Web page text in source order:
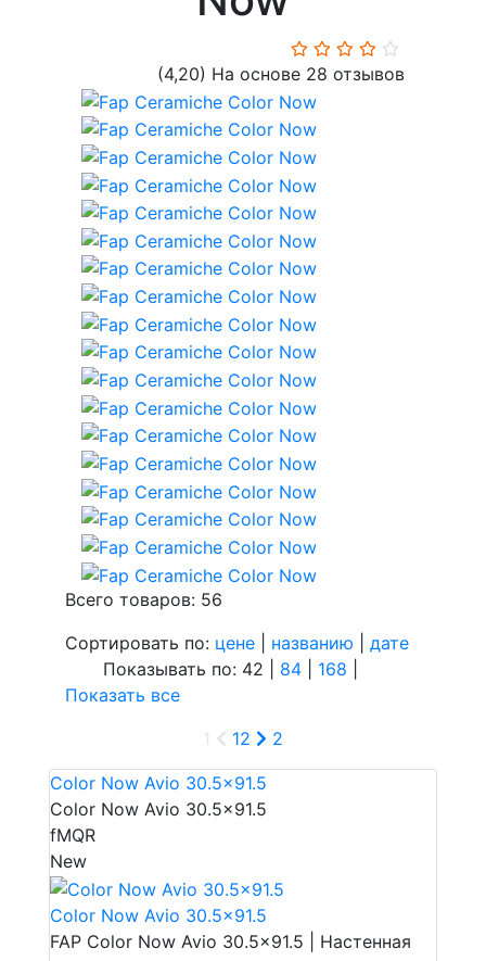
(4,20) На основе 28 отзывов
Всего товаров: 56
Сортировать по: цене названию
дате
Показывать по: 42 | 84 168
Показать все
1
12 2
Color Now Avio 30.5x91.5
Color Now Avio 30.5x91.5
fMQR
New
Color Now Avio 30.5x91.5
FAP Color Now Avio 30.5x91.5 | Настенная